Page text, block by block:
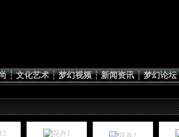
┆ 文化艺术 ┆ 梦幻视频 ┆ 新闻资讯 ┆ 梦幻论坛